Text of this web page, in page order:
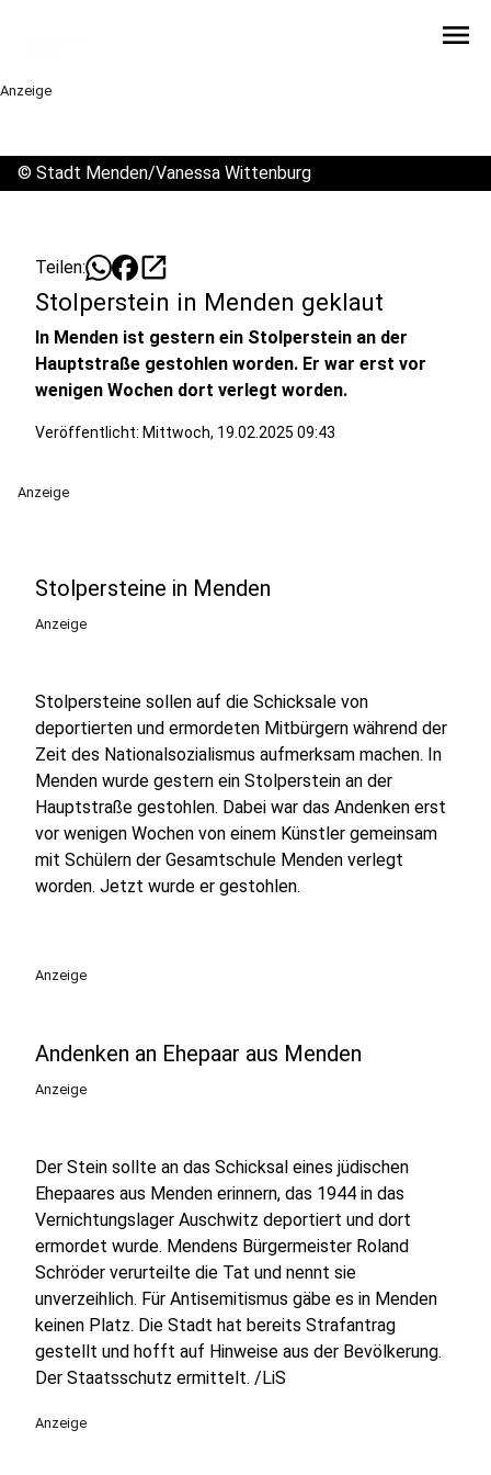
menu
Anzeige
© Stadt Menden/Vanessa Wittenburg
Teilen: open_in_new
Stolperstein in Menden geklaut
In Menden ist gestern ein Stolperstein an der
Hauptstraße gestohlen worden. Er war erst vor
wenigen Wochen dort verlegt worden.
Veröffentlicht: Mittwoch, 19.02.2025 09:43
Anzeige
Stolpersteine in Menden
Anzeige
Stolpersteine sollen auf die Schicksale von
deportierten und ermordeten Mitbürgern während der
Zeit des Nationalsozialismus aufmerksam machen. In
Menden wurde gestern ein Stolperstein an der
Hauptstraße gestohlen. Dabei war das Andenken erst
vor wenigen Wochen von einem Künstler gemeinsam
mit Schülern der Gesamtschule Menden verlegt
worden. Jetzt wurde er gestohlen.
Anzeige
Andenken an Ehepaar aus Menden
Anzeige
Der Stein sollte an das Schicksal eines jüdischen
Ehepaares aus Menden erinnern, das 1944 in das
Vernichtungslager Auschwitz deportiert und dort
ermordet wurde. Mendens Bürgermeister Roland
Schröder verurteilte die Tat und nennt sie
unverzeihlich. Für Antisemitismus gäbe es in Menden
keinen Platz. Die Stadt hat bereits Strafantrag
gestellt und hofft auf Hinweise aus der Bevölkerung.
Der Staatsschutz ermittelt. /LiS
Anzeige